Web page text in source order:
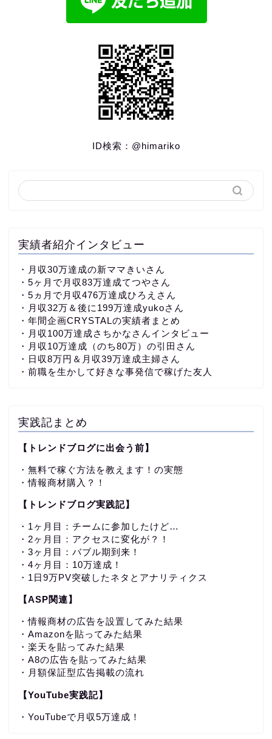
ID検索： @himariko
実績者紹介インタビュー
・ 月収30万達成の新ママきいさん
・5ヶ月で月収83万達成てつやさん
・5ヵ月で月収476万達成ひろえさん
・月収32万＆後に199万達成yukoさん
・ 年間企画CRYSTALの実績者まとめ
・月収100万達成さちかなさんインタビュー
・月収10万達成（のち80万）の引田さん
・日収8万円＆月収39万達成主婦さん
・前職を生かして好きな事発信で稼げた友人
実践記まとめ
【トレンドブログに出会う前】
・無料で稼ぐ方法を教えます！の実態
・情報商材購入？！
【トレンドブログ実践記】
・1ヶ月目：チームに参加したけど…
・2ヶ月目：アクセスに変化が？！
・3ヶ月目：バブル期到来！
・4ヶ月目：10万達成！
・1日9万PV突破したネタとアナリティクス
【ASP関連】
・情報商材の広告を設置してみた結果
・Amazonを貼ってみた結果
・楽天を貼ってみた結果
・A8の広告を貼ってみた結果
・月額保証型広告掲載の流れ
【YouTube実践記】
・YouTubeで月収5万達成！